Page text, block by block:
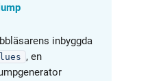
inbyggda
, en